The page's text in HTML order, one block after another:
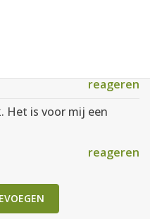
reageren
Het is voor mij een
reageren